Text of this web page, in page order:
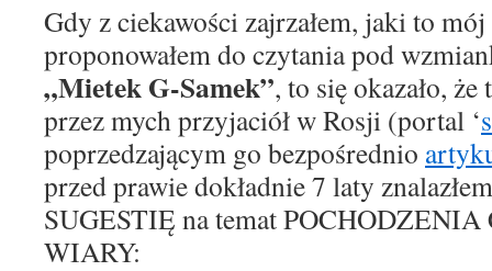
Gdy z ciekawości zajrzałem, jaki to
proponowałem do czytania pod
„Mietek G-Samek”, to się okazało, że
przez mych przyjaciółw Rosji (portal ‘
poprzedzającym go bezpośrednio
przed prawie dokładnie 7 laty
SUGESTIĘ na temat
WIARY: